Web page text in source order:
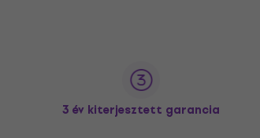
3 év kiterjesztett garancia